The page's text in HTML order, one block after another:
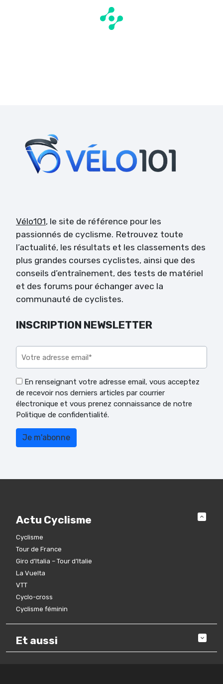
Vélo101, le site de référence pour les
passionnés de cyclisme. Retrouvez toute
l’actualité, les résultats et les classements des
plus grandes courses cyclistes, ainsi que des
conseils d’entraînement, des tests de matériel
et des forums pour échanger avec la
communauté de cyclistes.
INSCRIPTION NEWSLETTER
En renseignant votre adresse email, vous acceptez
de recevoir nos derniers articles par courrier
électronique et vous prenez connaissance de notre
Politique de confidentialité.
Actu Cyclisme
Cyclisme
Tour de France
Giro d’Italia – Tour d’Italie
La Vuelta
VTT
Cyclo-cross
Cyclisme féminin
Et aussi